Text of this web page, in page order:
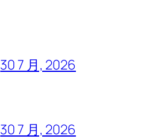
30 7 月, 2026
30 7 月, 2026